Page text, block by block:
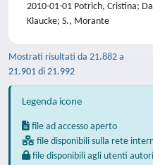
2010-01-01 Potrich, Cristina;
Klaucke; S., Morante
Mostrati risultati da 21.882 a
21.901 di 21.992
Legenda icone
file ad accesso aperto
file disponibili sulla rete
file disponibili agli utenti